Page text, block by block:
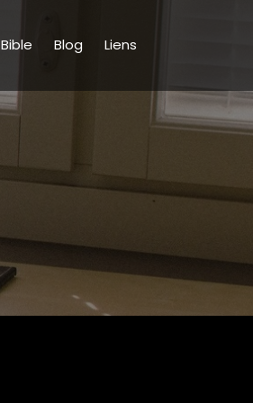
Bible Blog Liens